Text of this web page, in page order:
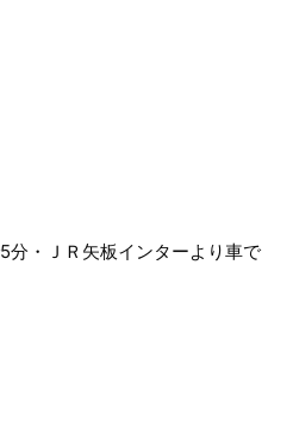
分・ＪＲ矢板インターより車で